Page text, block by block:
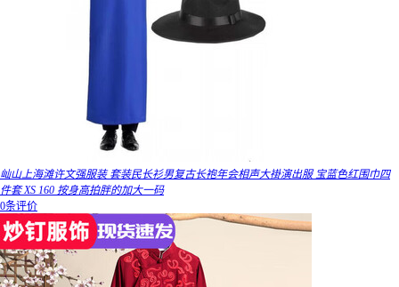
屾山上海滩许文强服装 套装民长衫男复古长袍年会相声大褂演出服 宝蓝色红围巾四
件套 XS 160 按身高拍胖的加大一码
0条评价